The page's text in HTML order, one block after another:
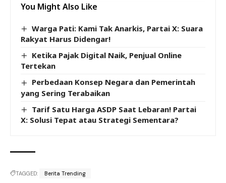
You Might Also Like
Warga Pati: Kami Tak Anarkis, Partai X: Suara
Rakyat Harus Didengar!
Ketika Pajak Digital Naik, Penjual Online
Tertekan
Perbedaan Konsep Negara dan Pemerintah
yang Sering Terabaikan
Tarif Satu Harga ASDP Saat Lebaran! Partai
X: Solusi Tepat atau Strategi Sementara?
TAGGED: Berita Trending